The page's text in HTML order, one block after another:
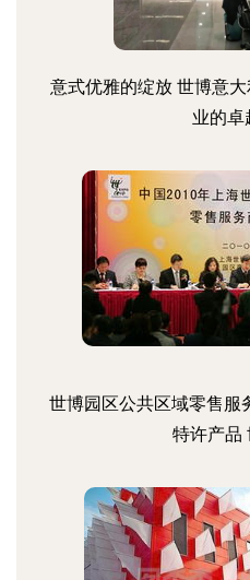
意式优雅的绽放 世博意
业的卓
世博园区公共区域零售服
特许产品